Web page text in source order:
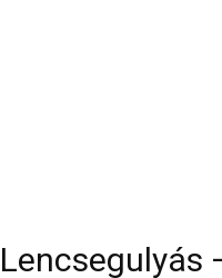
Lencsegulyás